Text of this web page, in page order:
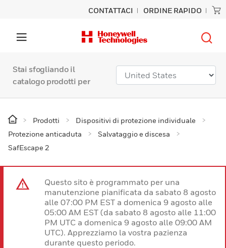
CONTATTACI ORDINE RAPIDO
Stai sfogliando il
catalogo prodotti per
Prodotti
Dispositivi di protezione individuale
Protezione anticaduta
Salvataggio e discesa
SafEscape 2
Questo sito è programmato per una
manutenzione pianificata da sabato 8 agosto
alle 07:00 PM EST a domenica 9 agosto alle
05:00 AM EST (da sabato 8 agosto alle 11:00
PM UTC a domenica 9 agosto alle 09:00 AM
UTC). Apprezziamo la vostra pazienza
durante questo periodo.